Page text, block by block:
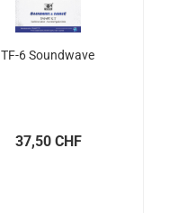
TF-6 Soundwave
37,50 CHF